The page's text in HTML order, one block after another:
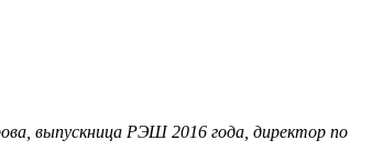
выпускница РЭШ 2016 года, директор по